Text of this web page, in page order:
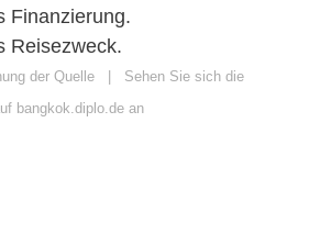
Finanzierung.
Reisezweck.
der Quelle
Sehen Sie sich die
bangkok.diplo.de an